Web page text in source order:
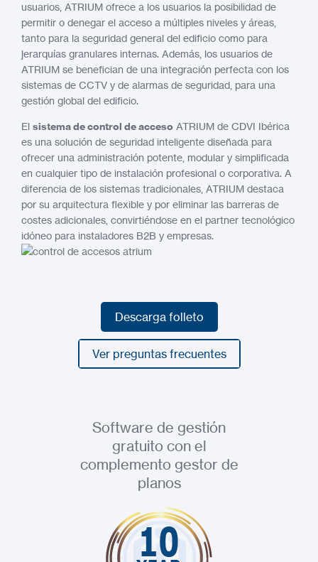
usuarios, ATRIUM ofrece a los usuarios la posibilidad de
permitir o denegar el acceso a múltiples niveles y áreas,
tanto para la seguridad general del edificio como para
jerarquías granulares internas. Además, los usuarios de
ATRIUM se benefician de una integración perfecta con los
sistemas de CCTV y de alarmas de seguridad, para una
gestión global del edificio.
El sistema de control de acceso ATRIUM de CDVI Ibérica
es una solución de seguridad inteligente diseñada para
ofrecer una administración potente, modular y simplificada
en cualquier tipo de instalación profesional o corporativa. A
diferencia de los sistemas tradicionales, ATRIUM destaca
por su arquitectura flexible y por eliminar las barreras de
costes adicionales, convirtiéndose en el partner tecnológico
idóneo para instaladores B2B y empresas.
Descarga folleto
Descarga folleto
Ver preguntas frecuentes
Software de gestión
gratuito con el
complemento gestor de
planos